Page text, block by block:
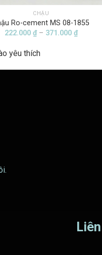
CHẬU
Ro-cement MS 08-1855
222.000 ₫ – 371.000 ₫Khoảng
giá:
yêu thích